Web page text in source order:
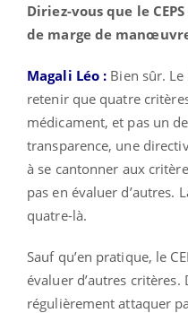
Diriez-vous que le
de marge de
Magali Léo : Bien sûr. Le
retenir que quatre
médicament, et pas un
transparence, une
à se cantonner aux
pas en évaluer d’autres.
quatre-là.
Sauf qu’en pratique, le
évaluer d’autres
régulièrement attaquer